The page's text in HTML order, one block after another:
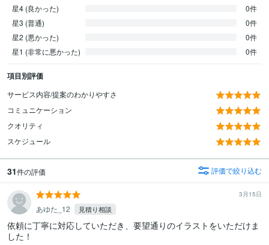
星4 (良かった)
0件
星3 (普通)
0件
星2 (悪かった)
0件
星1 (非常に悪かった)
0件
項目別評価
サービス内容/提案のわかりやすさ
コミュニケーション
クオリティ
スケジュール
31件の評価 評価で絞り込む
3月15日
あゆた_12 見積り相談
依頼に丁寧に対応していただき、要望通りのイラストをいただけま
した！